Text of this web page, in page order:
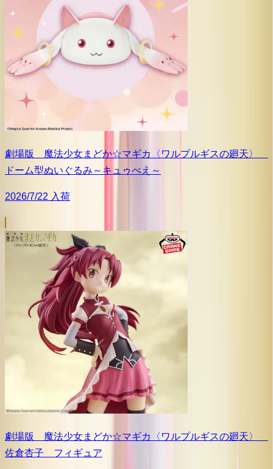
劇場版 魔法少女まどか☆マギカ〈ワルプルギスの廻天〉
ドーム型ぬいぐるみ～キュゥべえ～
2026/7/22 入荷
劇場版 魔法少女まどか☆マギカ〈ワルプルギスの廻天〉
佐倉杏子 フィギュア